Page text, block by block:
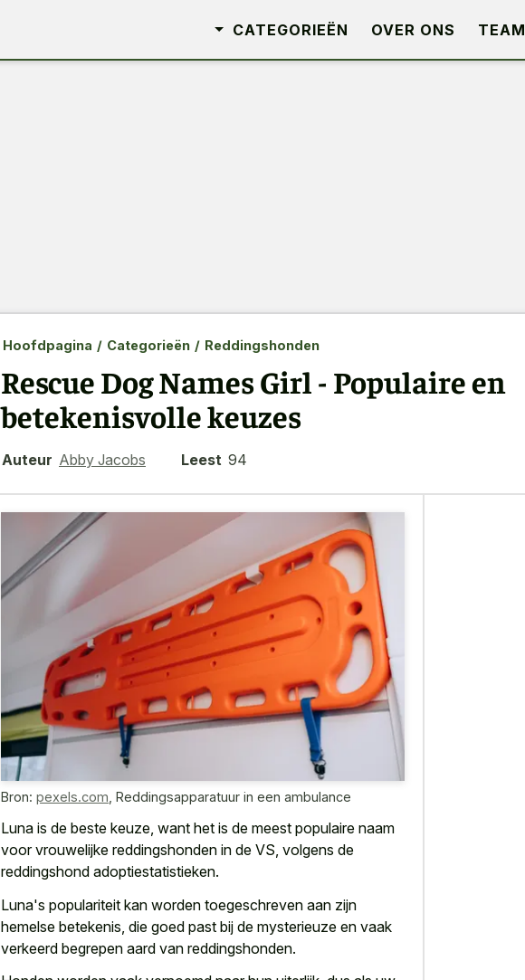
CATEGORIEËN OVER ONS TEAM
Hoofdpagina / Categorieën / Reddingshonden
Rescue Dog Names Girl - Populaire en
betekenisvolle keuzes
Auteur Abby Jacobs Leest 94
Bron: pexels.com Reddingsapparatuur in een ambulance
Luna is de beste keuze, want het is de meest populaire naam
voor vrouwelijke reddingshonden in de VS, volgens de
reddingshond adoptiestatistieken.
Luna's populariteit kan worden toegeschreven aan zijn
hemelse betekenis , die goed past bij de mysterieuze en vaak
verkeerd begrepen aard van reddingshonden.